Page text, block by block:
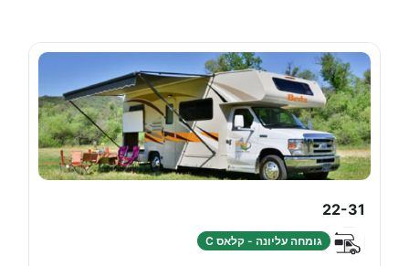
22-31
גומחה עליונה - קלאס C